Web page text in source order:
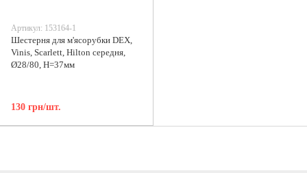
Артикул: 153164-1
Шестерня для м'ясорубки DEX,
Vinis, Scarlett, Hilton середня,
Ø28/80, H=37мм
130 грн/шт.